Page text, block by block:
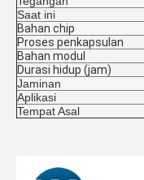
Saat ini
Bahan chip
Proses penkapsulan
Bahan modul
Durasi hidup (jam)
Jaminan
Aplikasi
Tempat Asal